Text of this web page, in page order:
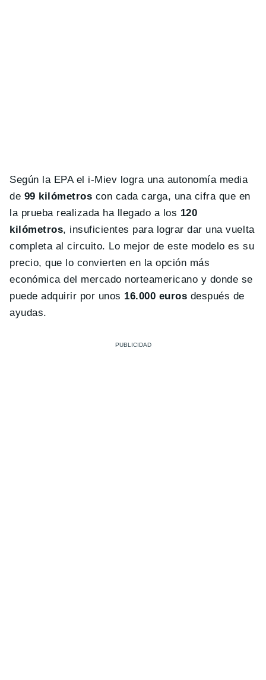
Según la EPA el i-Miev logra una autonomía media
de 99 kilómetros con cada carga, una cifra que en
la prueba realizada ha llegado a los 120
kilómetros, insuficientes para lograr dar una vuelta
completa al circuito. Lo mejor de este modelo es su
precio, que lo convierten en la opción más
económica del mercado norteamericano y donde se
puede adquirir por unos 16.000 euros después de
ayudas.